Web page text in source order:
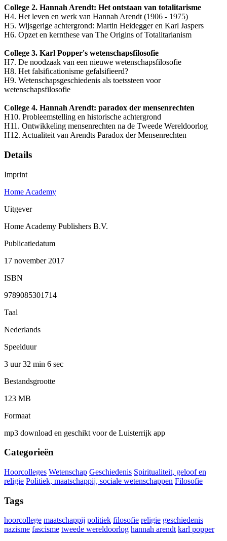
College 2. Hannah Arendt: Het ontstaan van totalitarisme
H4. Het leven en werk van Hannah Arendt (1906 - 1975)
H5. Wijsgerige achtergrond: Martin Heidegger en Karl Jaspers
H6. Opzet en kernthese van The Origins of Totalitarianism
College 3. Karl Popper's wetenschapsfilosofie
H7. De noodzaak van een nieuwe wetenschapsfilosofie
H8. Het falsificationisme gefalsifieerd?
H9. Wetenschapsgeschiedenis als toetssteen voor
wetenschapsfilosofie
College 4. Hannah Arendt: paradox der mensenrechten
H10. Probleemstelling en historische achtergrond
H11. Ontwikkeling mensenrechten na de Tweede Wereldoorlog
H12. Actualiteit van Arendts Paradox der Mensenrechten
Details
Imprint
Home Academy
Uitgever
Home Academy Publishers B.V.
Publicatiedatum
17 november 2017
ISBN
9789085301714
Taal
Nederlands
Speelduur
3 uur 32 min 6 sec
Bestandsgrootte
123 MB
Formaat
mp3 download en geschikt voor de Luisterrijk app
Categorieën
Hoorcolleges Wetenschap Geschiedenis Spiritualiteit, geloof en
religie Politiek, maatschappij, sociale wetenschappen Filosofie
Tags
hoorcollege maatschappij politiek filosofie religie geschiedenis
nazisme fascisme tweede wereldoorlog hannah arendt karl popper